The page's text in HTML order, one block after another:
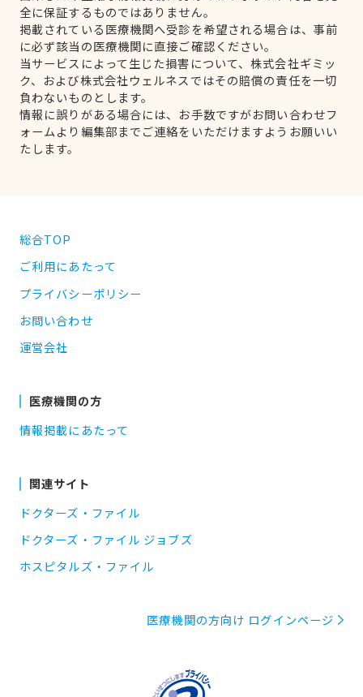
全に保証するものではありません。
掲載されている医療機関へ受診を希望される場合は、事前
に必ず該当の医療機関に直接ご確認ください。
当サービスによって生じた損害について、株式会社ギミッ
ク、および株式会社ウェルネスではその賠償の責任を一切
負わないものとします。
情報に誤りがある場合には、お手数ですがお問い合わせフ
ォームより編集部までご連絡をいただけますようお願いい
たします。
総合TOP
ご利用にあたって
プライバシーポリシー
お問い合わせ
運営会社
医療機関の方
情報掲載にあたって
関連サイト
ドクターズ・ファイル
ドクターズ・ファイル ジョブズ
ホスピタルズ・ファイル
医療機関の方向け ログインページ